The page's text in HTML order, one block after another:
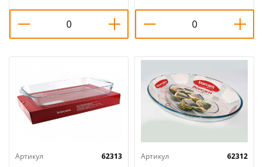
BORCAM, 59024, 1/6
Артикул
62313
Артикул
62312